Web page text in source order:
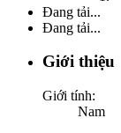
Đang tải...
Đang tải...
Giới thiệu
Giới tính:
Nam